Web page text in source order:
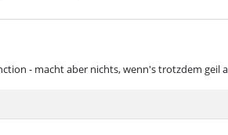
- macht aber nichts, wenn's trotzdem geil